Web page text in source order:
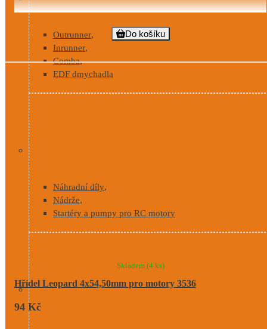
Outrunner,
Inrunner,
Comba,
EDF dmychadla
Náhradní díly,
Nádrže,
Startéry a pumpy pro RC motory
Zapalovací moduly
Do košíku
Hřídel Leopard 4x54,50mm pro motory 3536
Skladem (4 ks)
94 Kč